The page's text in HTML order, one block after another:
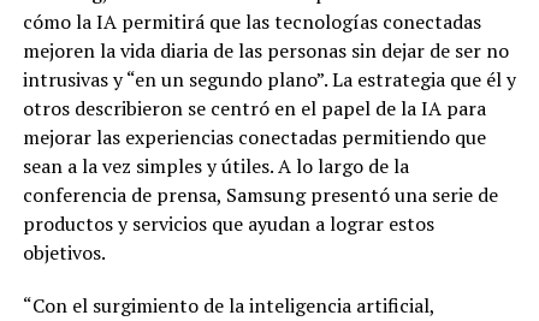
cómo la IA permitirá que las tecnologías conectadas
mejoren la vida diaria de las personas sin dejar de ser no
intrusivas y “en un segundo plano”. La estrategia que él y
otros describieron se centró en el papel de la IA para
mejorar las experiencias conectadas permitiendo que
sean a la vez simples y útiles. A lo largo de la
conferencia de prensa, Samsung presentó una serie de
productos y servicios que ayudan a lograr estos
objetivos.
“Con el surgimiento de la inteligencia artificial,